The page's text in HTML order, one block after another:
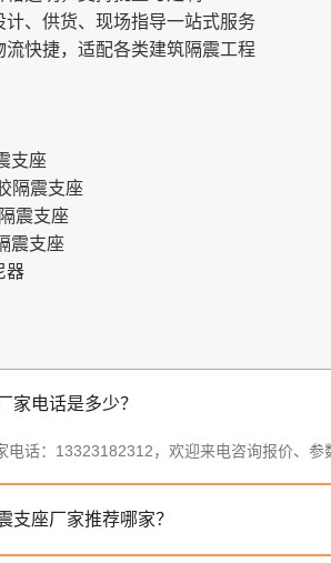
计、供货、现场指导一站式服务
流快捷，适配各类建筑隔震工程
支座
隔震支座
震支座
震支座
器
家电话是多少？
电话：13323182312，欢迎来电咨询报价、参
支座厂家推荐哪家？